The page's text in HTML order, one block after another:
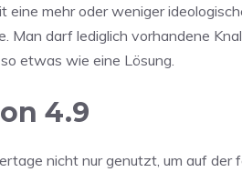
mehr oder weniger
Man darf lediglich vorhandene
etwas wie eine Lösung.
4.9
nicht nur genutzt, um auf der